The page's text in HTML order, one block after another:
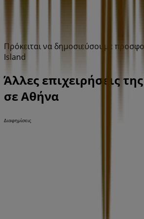
Πρόκειται να δημοσιεύσουμε
Island
Άλλες επιχειρήσεις
σε Αθήνα
Διαφημίσεις